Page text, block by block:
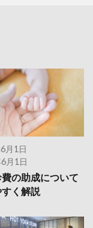
月1日
月1日
の助成について
く解説